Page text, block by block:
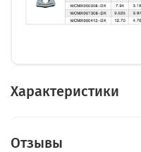
Характеристики
Отзывы